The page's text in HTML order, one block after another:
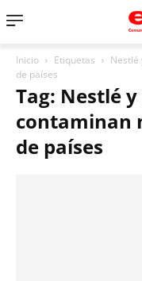
Inicio Etiquetas
Nestlé
de países
Tag: Nestlé
contaminan
de países